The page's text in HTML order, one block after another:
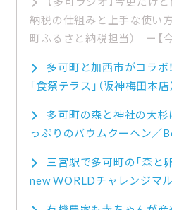
納税の仕組みと上手な使い
町ふるさと納税担当）
多可町と加西市がコラ
「食祭テラス」（阪神梅田本店
多可町の森と神社の大杉
っぷりのバウムクーヘン／
三宮駅で多可町の「森と
new WORLDチャレンジマ